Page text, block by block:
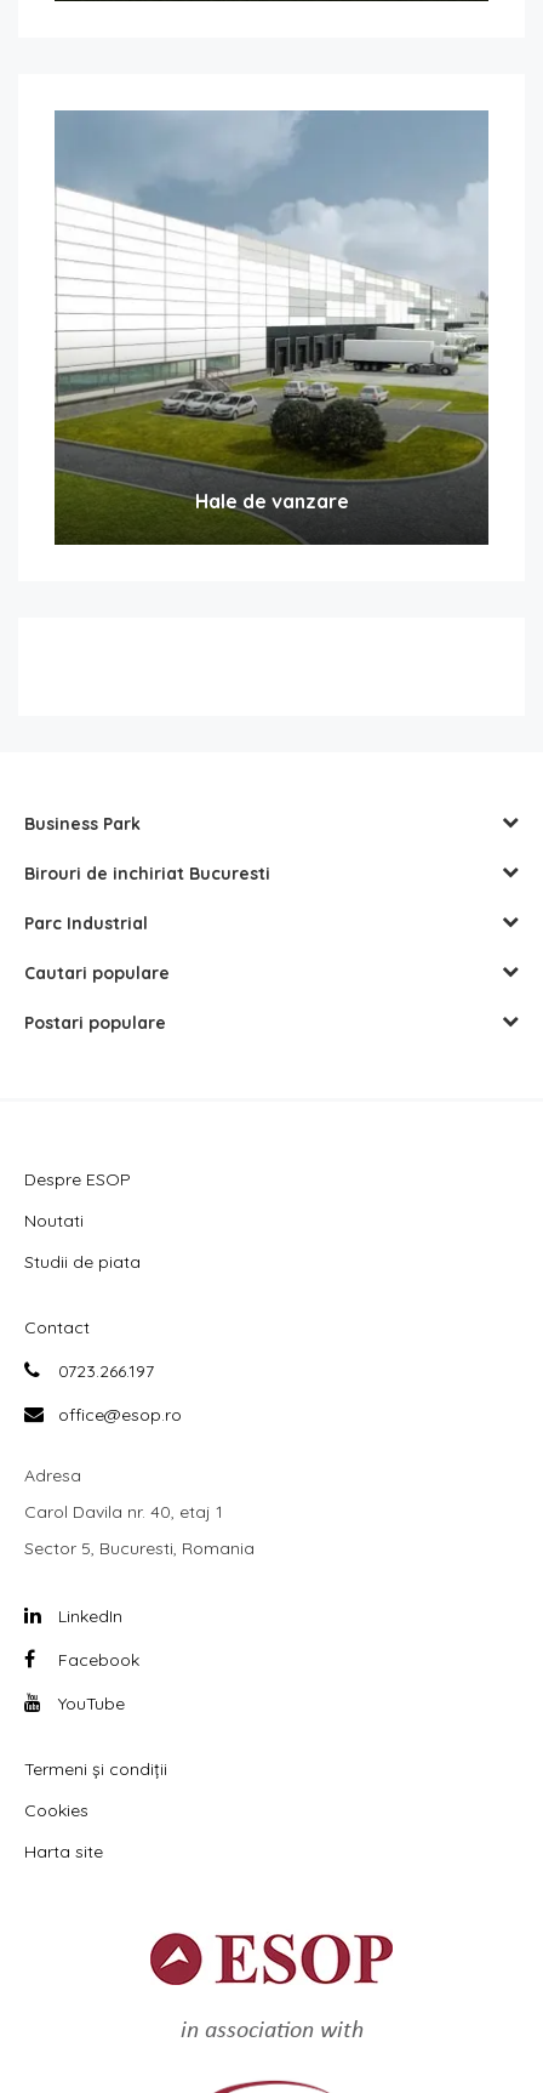
Hale de vanzare
Business Park
Birouri de inchiriat Bucuresti
Parc Industrial
Cautari populare
Postari populare
Despre ESOP
Noutati
Studii de piata
Contact
0723.266.197
office@esop.ro
Adresa
Carol Davila nr. 40, etaj 1
Sector 5, Bucuresti, Romania
LinkedIn
Facebook
YouTube
Termeni și condiții
Cookies
Harta site
in association with